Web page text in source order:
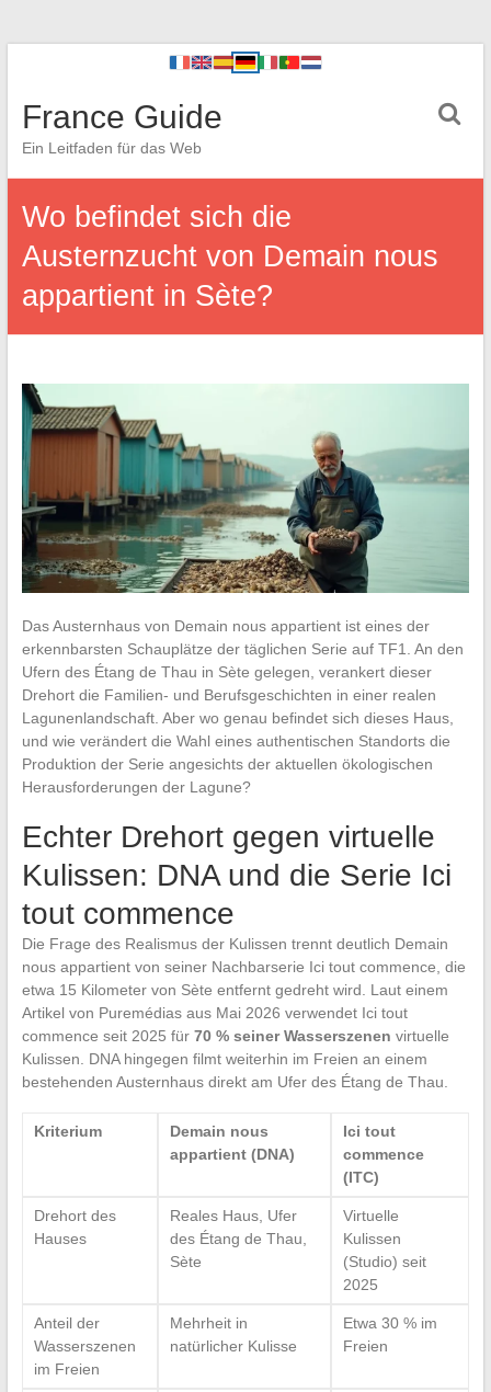
France Guide
Ein Leitfaden für das Web
Wo befindet sich die
Austernzucht von Demain nous
appartient in Sète?
Das Austernhaus von Demain nous appartient ist eines der
erkennbarsten Schauplätze der täglichen Serie auf TF1. An den
Ufern des Étang de Thau in Sète gelegen, verankert dieser
Drehort die Familien- und Berufsgeschichten in einer realen
Lagunenlandschaft. Aber wo genau befindet sich dieses Haus,
und wie verändert die Wahl eines authentischen Standorts die
Produktion der Serie angesichts der aktuellen ökologischen
Herausforderungen der Lagune?
Echter Drehort gegen virtuelle
Kulissen: DNA und die Serie Ici
tout commence
Die Frage des Realismus der Kulissen trennt deutlich Demain
nous appartient von seiner Nachbarserie Ici tout commence, die
etwa 15 Kilometer von Sète entfernt gedreht wird. Laut einem
Artikel von Puremédias aus Mai 2026 verwendet Ici tout
commence seit 2025 für 70 % seiner Wasserszenen virtuelle
Kulissen. DNA hingegen filmt weiterhin im Freien an einem
bestehenden Austernhaus direkt am Ufer des Étang de Thau.
Kriterium
Demain nous
appartient (DNA)
Ici tout
commence
(ITC)
Drehort des
Hauses
Reales Haus, Ufer
des Étang de Thau,
Sète
Virtuelle
Kulissen
(Studio) seit
2025
Anteil der
Wasserszenen
im Freien
Mehrheit in
natürlicher Kulisse
Etwa 30 % im
Freien